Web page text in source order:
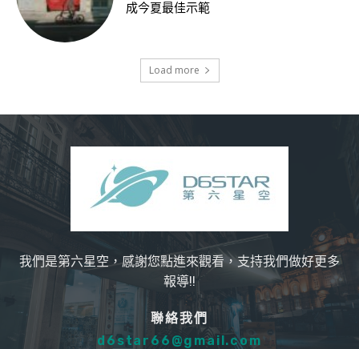
成今夏最佳示範
Load more
我們是第六星空，感謝您點進來觀看，支持我們做好更多
報導!!
聯絡我們
d6star66@gmail.com